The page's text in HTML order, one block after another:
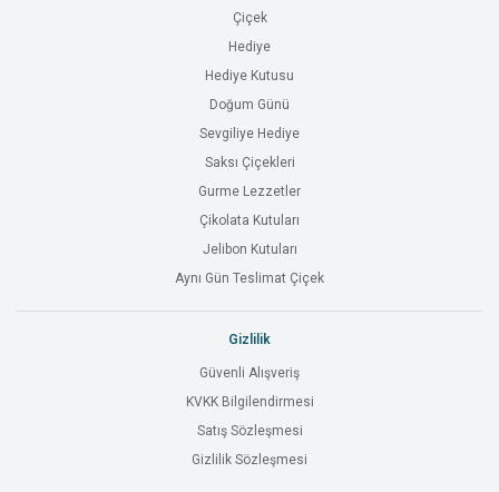
Çiçek
Hediye
Hediye Kutusu
Doğum Günü
Sevgiliye Hediye
Saksı Çiçekleri
Gurme Lezzetler
Çikolata Kutuları
Jelibon Kutuları
Aynı Gün Teslimat Çiçek
Gizlilik
Güvenli Alışveriş
KVKK Bilgilendirmesi
Satış Sözleşmesi
Gizlilik Sözleşmesi